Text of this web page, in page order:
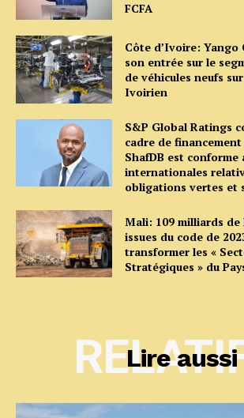
FCFA
Côte d’Ivoire: Yango
son entrée sur le
de véhicules neufs
Ivoirien
S&P Global Ratings
cadre de
ShafDB est conforme
internationales
obligations vertes et
Mali: 109 milliards de
issues du code de
transformer les «
Stratégiques » du
Lire aussi